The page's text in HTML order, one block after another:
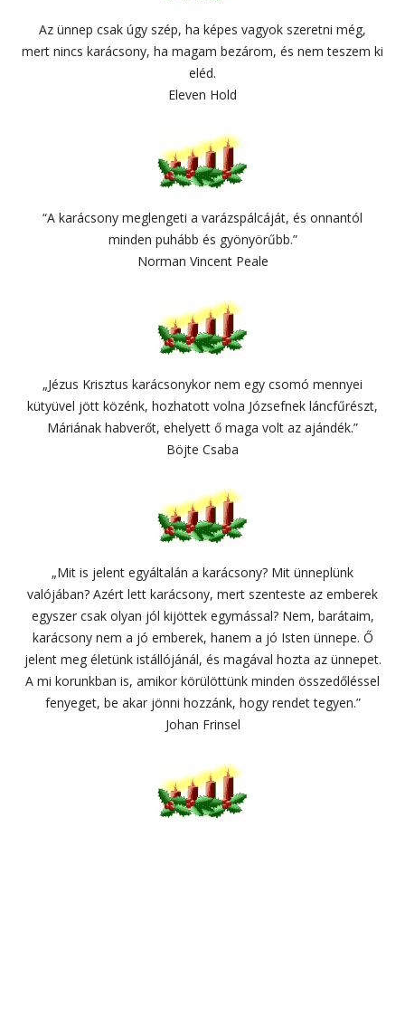
Az ünnep csak úgy szép, ha képes vagyok szeretni még,
mert nincs karácsony, ha magam bezárom, és nem teszem ki
eléd.
Eleven Hold
“A karácsony meglengeti a varázspálcáját, és onnantól
minden puhább és gyönyörűbb.”
Norman Vincent Peale
„Jézus Krisztus karácsonykor nem egy csomó mennyei
kütyüvel jött közénk, hozhatott volna Józsefnek láncfűrészt,
Máriának habverőt, ehelyett ő maga volt az ajándék.”
Böjte Csaba
„Mit is jelent egyáltalán a karácsony? Mit ünneplünk
valójában? Azért lett karácsony, mert szenteste az emberek
egyszer csak olyan jól kijöttek egymással? Nem, barátaim,
karácsony nem a jó emberek, hanem a jó Isten ünnepe. Ő
jelent meg életünk istállójánál, és magával hozta az ünnepet.
A mi korunkban is, amikor körülöttünk minden összedőléssel
fenyeget, be akar jönni hozzánk, hogy rendet tegyen.”
Johan Frinsel